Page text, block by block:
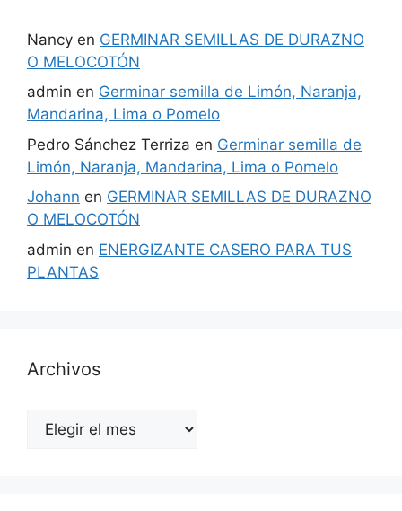
Nancy en GERMINAR SEMILLAS DE DURAZNO
O MELOCOTÓN
admin en Germinar semilla de Limón, Naranja,
Mandarina, Lima o Pomelo
Pedro Sánchez Terriza en Germinar semilla de
Limón, Naranja, Mandarina, Lima o Pomelo
Johann en GERMINAR SEMILLAS DE DURAZNO
O MELOCOTÓN
admin en ENERGIZANTE CASERO PARA TUS
PLANTAS
Archivos
Archivos